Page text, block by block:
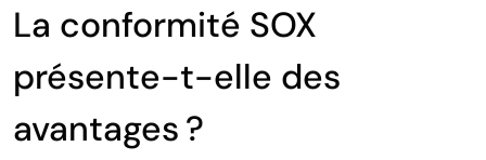
La conformité SOX
présente-t-elle des
avantages ?